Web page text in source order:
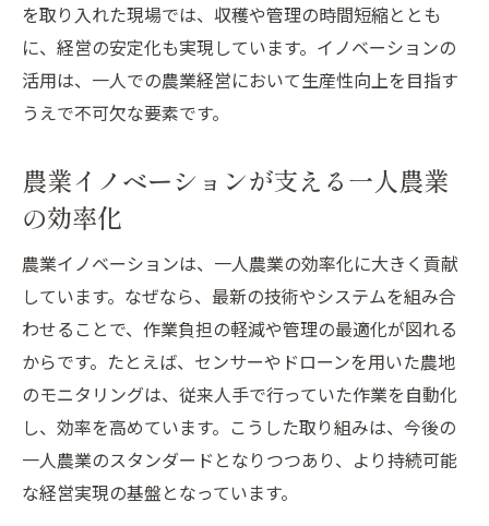
を取り入れた現場では、収穫や管理の時間短縮ととも
に、経営の安定化も実現しています。イノベーションの
活用は、一人での農業経営において生産性向上を目指す
うえで不可欠な要素です。
農業イノベーションが支える一人農業
の効率化
農業イノベーションは、一人農業の効率化に大きく貢献
しています。なぜなら、最新の技術やシステムを組み合
わせることで、作業負担の軽減や管理の最適化が図れる
からです。たとえば、センサーやドローンを用いた農地
のモニタリングは、従来人手で行っていた作業を自動化
し、効率を高めています。こうした取り組みは、今後の
一人農業のスタンダードとなりつつあり、より持続可能
な経営実現の基盤となっています。